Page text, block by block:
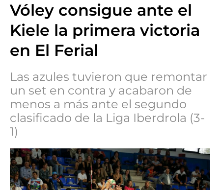
Vóley consigue ante el
Kiele la primera victoria
en El Ferial
Las azules tuvieron que remontar
un set en contra y acabaron de
menos a más ante el segundo
clasificado de la Liga Iberdrola (3-
1)